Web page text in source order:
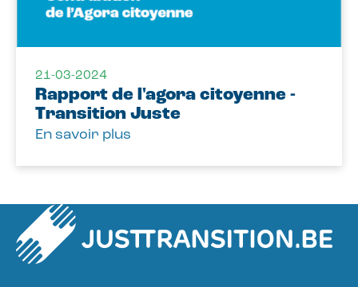
21-03-2024
Rapport de l'agora citoyenne -
Transition Juste
En savoir plus